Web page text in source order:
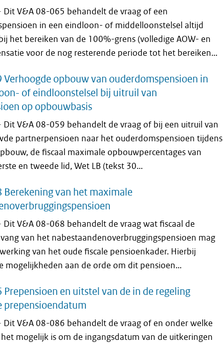
Dit V&A 08-065 behandelt de vraag of een
in een eindloon- of middelloonstelsel altijd
het bereiken van de 100%-grens (volledige AOW- en
voor de nog resterende periode tot het bereiken...
opbouw van ouderdomspensioen in
of eindloonstelsel bij uitruil van
op opbouwbasis
Dit V&A 08-059 behandelt de vraag of bij een uitruil van
partnerpensioen naar het ouderdomspensioen tijdens
de fiscaal maximale opbouwpercentages van
en tweede lid, Wet LB (tekst 30...
Berekening van het maximale
Dit V&A 08-068 behandelt de vraag wat fiscaal de
van het nabestaandenoverbruggingspensioen mag
van het oude fiscale pensioenkader. Hierbij
mogelijkheden aan de orde om dit pensioen...
en uitstel van de in de regeling
prepensioendatum
Dit V&A 08-086 behandelt de vraag of en onder welke
mogelijk is om de ingangsdatum van de uitkeringen